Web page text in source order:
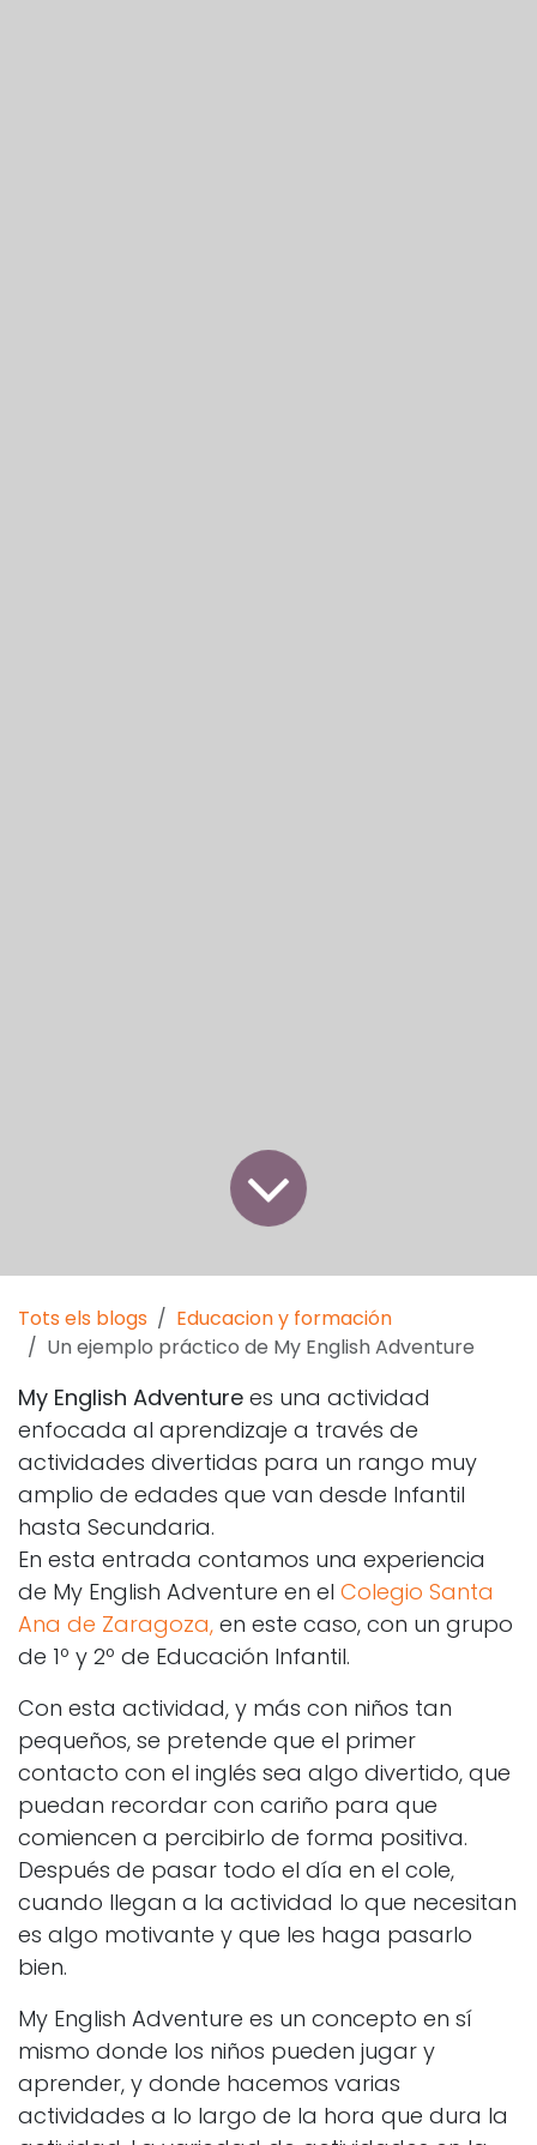
Tots els blogs
Educacion y formación
Un ejemplo práctico de My English Adventure
My English Adventure es una actividad
enfocada al aprendizaje a través de
actividades divertidas para un rango muy
amplio de edades que van desde Infantil
hasta Secundaria.
En esta entrada contamos una experiencia
de My English Adventure en el Colegio Santa
Ana de Zaragoza, en este caso, con un grupo
de 1º y 2º de Educación Infantil.
Con esta actividad, y más con niños tan
pequeños, se pretende que el primer
contacto con el inglés sea algo divertido, que
puedan recordar con cariño para que
comiencen a percibirlo de forma positiva.
Después de pasar todo el día en el cole,
cuando llegan a la actividad lo que necesitan
es algo motivante y que les haga pasarlo
bien.
My English Adventure es un concepto en sí
mismo donde los niños pueden jugar y
aprender, y donde hacemos varias
actividades a lo largo de la hora que dura la